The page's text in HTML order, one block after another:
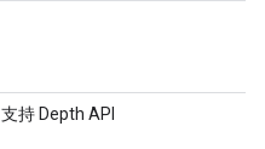
支持 Depth API